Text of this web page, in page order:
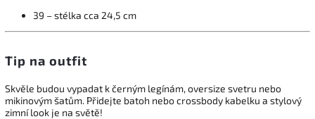
39 – stélka cca 24,5 cm
Tip na outfit
Skvěle budou vypadat k černým legínám, oversize svetru nebo
mikinovým šatům. Přidejte batoh nebo crossbody kabelku a stylový
zimní look je na světě!